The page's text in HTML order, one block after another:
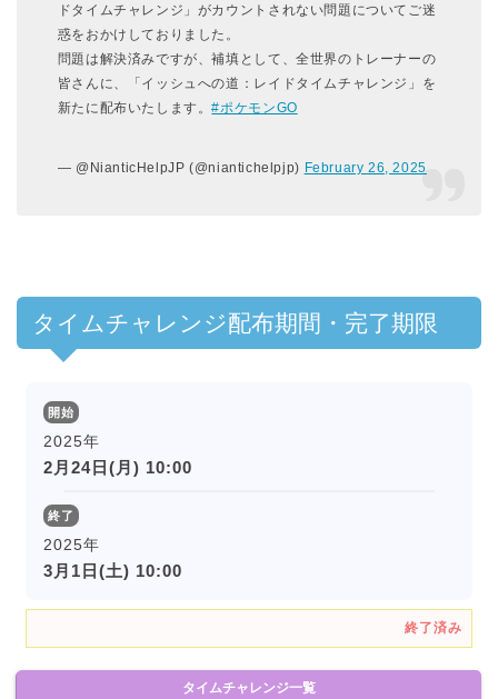
ドタイムチャレンジ」がカウントされない問題についてご迷
惑をおかけしておりました。
問題は解決済みですが、補填として、全世界のトレーナーの
皆さんに、「イッシュへの道：レイドタイムチャレンジ」を
新たに配布いたします。#ポケモンGO
— @NianticHelpJP (@niantichelpjp) February 26, 2025
タイムチャレンジ配布期間・完了期限
開始
2025年
2月24日(月) 10:00
終了
2025年
3月1日(土) 10:00
終了済み
タイムチャレンジ一覧